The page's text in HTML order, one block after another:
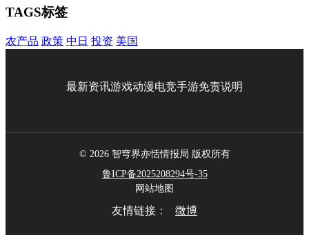
TAGS标签
农产品 政策 中日 投资 美国
最新资讯游戏动漫电竞手游免责说明
© 2026 智穹界亦恬情报局 版权所有
鲁ICP备2025208294号-35
网站地图
友情链接： 微博